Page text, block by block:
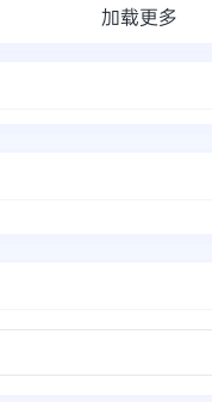
加载更多